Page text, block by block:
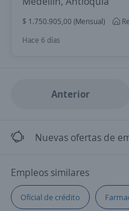
$ 1.750.905,00 (Mensual)
Hace 6 días
Anterior
Nuevas ofertas de
Empleos similares
Oficial de crédito